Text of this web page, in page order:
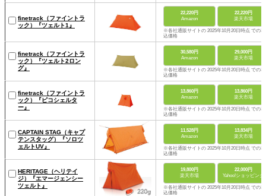
finetrack（ファイントラ
ック）『ツェルト1』
22,220円
Amazon
22,220円
楽天市場
※各社通販サイトの 2025年10月20日時点 での税
込価格
finetrack（ファイントラ
ック）『ツェルト2ロン
グ』
30,580円
Amazon
29,000円
楽天市場
※各社通販サイトの 2025年10月20日時点 での税
込価格
finetrack（ファイントラ
ック）『ピコシェルタ
ー』
13,860円
Amazon
13,860円
楽天市場
※各社通販サイトの 2025年10月20日時点 での税
込価格
CAPTAIN STAG（キャプ
テンスタッグ）『ソロツ
ェルトUV』
11,528円
Amazon
13,834円
楽天市場
※各社通販サイトの 2025年10月20日時点 での税
込価格
HERITAGE（ヘリテイ
ジ）『エマージェンシー
ツェルト』
19,800円
楽天市場
22,000円
Yahoo!ショッピング
※各社通販サイトの 2025年10月20日時点 での税
込価格